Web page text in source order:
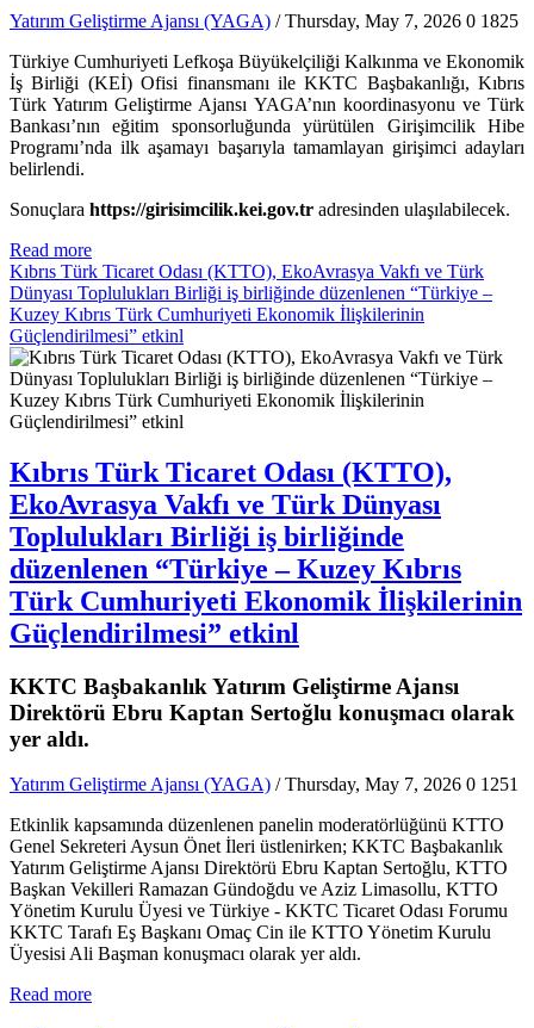
Yatırım Geliştirme Ajansı (YAGA) / Thursday, May 7, 2026 0 1825
Türkiye Cumhuriyeti Lefkoşa Büyükelçiliği Kalkınma ve Ekonomik
İş Birliği (KEİ) Ofisi finansmanı ile KKTC Başbakanlığı, Kıbrıs
Türk Yatırım Geliştirme Ajansı YAGA’nın koordinasyonu ve Türk
Bankası’nın eğitim sponsorluğunda yürütülen Girişimcilik Hibe
Programı’nda ilk aşamayı başarıyla tamamlayan girişimci adayları
belirlendi.
Sonuçlara https://girisimcilik.kei.gov.tr adresinden ulaşılabilecek.
Read more
Kıbrıs Türk Ticaret Odası (KTTO), EkoAvrasya Vakfı ve Türk
Dünyası Toplulukları Birliği iş birliğinde düzenlenen “Türkiye –
Kuzey Kıbrıs Türk Cumhuriyeti Ekonomik İlişkilerinin
Güçlendirilmesi” etkinl
Kıbrıs Türk Ticaret Odası (KTTO),
EkoAvrasya Vakfı ve Türk Dünyası
Toplulukları Birliği iş birliğinde
düzenlenen “Türkiye – Kuzey Kıbrıs
Türk Cumhuriyeti Ekonomik İlişkilerinin
Güçlendirilmesi” etkinl
KKTC Başbakanlık Yatırım Geliştirme Ajansı
Direktörü Ebru Kaptan Sertoğlu konuşmacı olarak
yer aldı.
Yatırım Geliştirme Ajansı (YAGA) / Thursday, May 7, 2026 0 1251
Etkinlik kapsamında düzenlenen panelin moderatörlüğünü KTTO
Genel Sekreteri Aysun Önet İleri üstlenirken; KKTC Başbakanlık
Yatırım Geliştirme Ajansı Direktörü Ebru Kaptan Sertoğlu, KTTO
Başkan Vekilleri Ramazan Gündoğdu ve Aziz Limasollu, KTTO
Yönetim Kurulu Üyesi ve Türkiye - KKTC Ticaret Odası Forumu
KKTC Tarafı Eş Başkanı Omaç Cin ile KTTO Yönetim Kurulu
Üyesisi Ali Başman konuşmacı olarak yer aldı.
Read more